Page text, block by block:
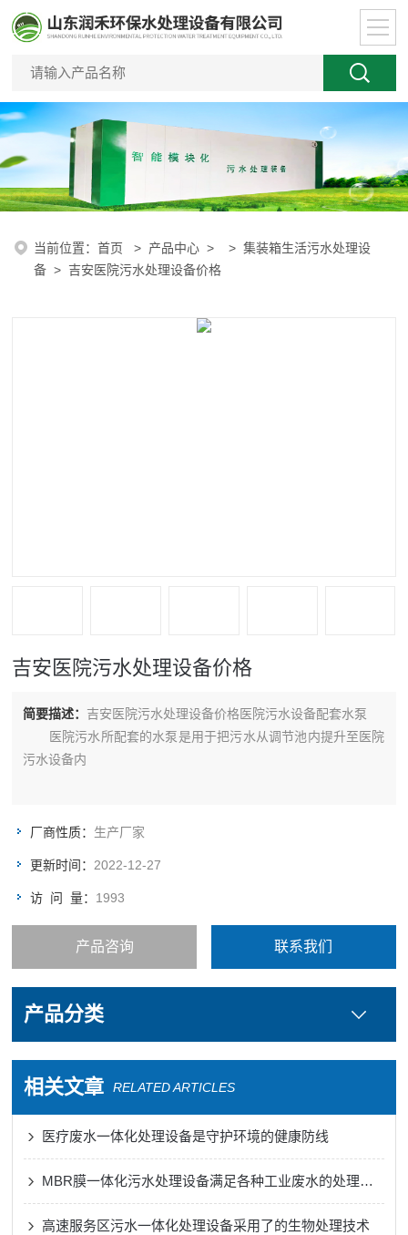
当前位置：首页 > 产品中心 > >集装箱生活污水处理设
备 > 吉安医院污水处理设备价格
吉安医院污水处理设备价格
简要描述： 吉安医院污水处理设备价格医院污水设备配套水泵
医院污水所配套的水泵是用于把污水从调节池内提升至医院
污水设备内
厂商性质： 生产厂家
更新时间： 2022-12-27
访 问 量： 1993
产品咨询 联系我们
产品分类
相关文章 RELATED ARTICLES
医疗废水一体化处理设备是守护环境的健康防线
MBR膜一体化污水处理设备满足各种工业废水的处理需求
高速服务区污水一体化处理设备采用了的生物处理技术